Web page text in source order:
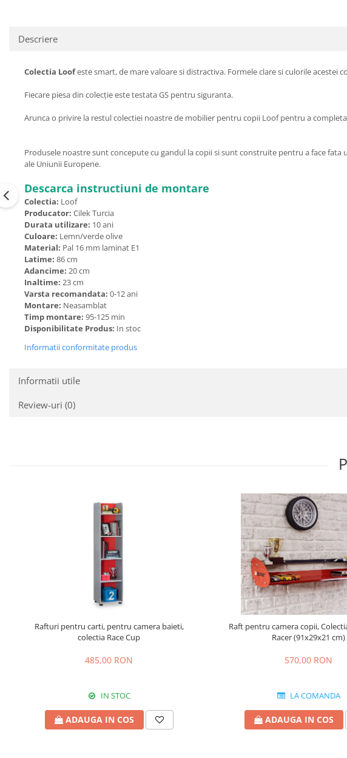
Descriere
Colectia Loofeste smart, de mare valoare si distractiva. Formele clare si culorile
Fiecare piesa din colecție este testata GS pentru siguranta.
Arunca o privire la restul colectiei noastre de mobilier pentru copii Loof pentru a
Produsele noastre sunt concepute cu gandul la copii si sunt construite pentru a face
ale Uniunii Europene.
Descarca instructiuni de montare
Colectia: Loof
Producator: Cilek Turcia
Durata utilizare: 10 ani
Culoare: Lemn/verde olive
Material: Pal 16 mm laminat E1
Latime: 86 cm
Adancime: 20 cm
Inaltime: 23 cm
Varsta recomandata: 0-12 ani
Montare: Neasamblat
Timp montare: 95-125 min
Disponibilitate Produs: In stoc
Informatii conformitate produs
Informatii utile
Review-uri (0)
Rafturi pentru carti, pentru camera baieti,
colectia Race Cup
485,00 RON
IN STOC
ADAUGA IN COS
Raft pentru camera copii,
Racer (91x29x21 cm)
570,00 RON
LA COMANDA
ADAUGA IN COS